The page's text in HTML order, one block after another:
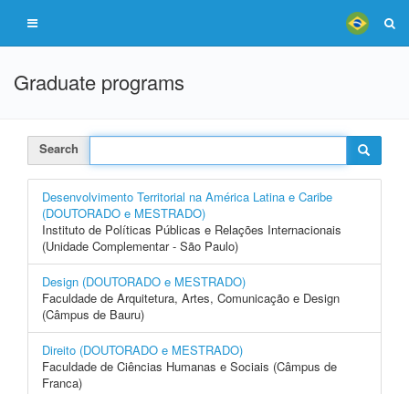
Graduate programs
Search
Desenvolvimento Territorial na América Latina e Caribe
(DOUTORADO e MESTRADO)
Instituto de Políticas Públicas e Relações Internacionais
(Unidade Complementar - São Paulo)
Design (DOUTORADO e MESTRADO)
Faculdade de Arquitetura, Artes, Comunicação e Design
(Câmpus de Bauru)
Direito (DOUTORADO e MESTRADO)
Faculdade de Ciências Humanas e Sociais (Câmpus de
Franca)